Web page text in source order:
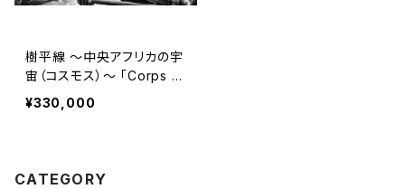
樹平線 〜中央アフリカの宇
宙（コスモス）〜 「Corps d
e diamants」
¥330,000
CATEGORY